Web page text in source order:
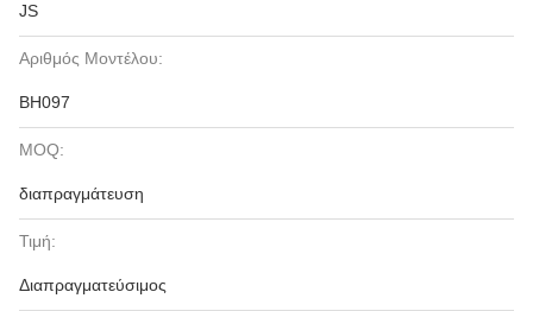
JS
Αριθμός Μοντέλου:
BH097
MOQ:
διαπραγμάτευση
Τιμή:
Διαπραγματεύσιμος